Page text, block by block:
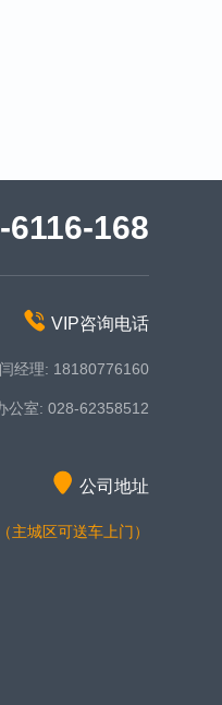
6116-168
VIP咨询电话
理: 18180776160
室: 028-62358512
公司地址
（主城区可送车上门）